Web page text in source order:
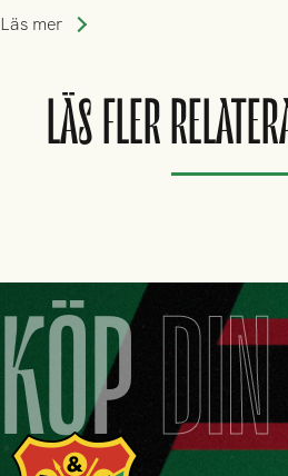
spel i färöiska Skála IF.
Läs mer
LÄS FLER
KÖP